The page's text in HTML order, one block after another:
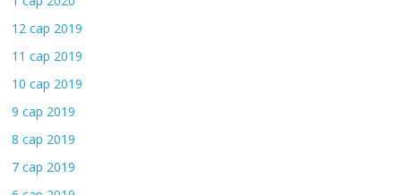
12 сар 2019
11 сар 2019
10 сар 2019
9 сар 2019
8 сар 2019
7 сар 2019